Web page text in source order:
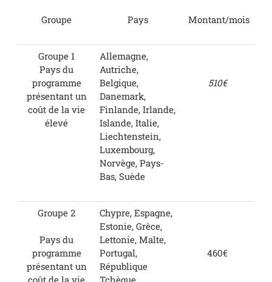
Groupe Pays Montant/mois
Groupe 1
Pays du
programme
présentant un
coût de la vie
élevé
Allemagne,
Autriche,
Belgique,
Danemark,
Finlande, Irlande,
Islande, Italie,
Liechtenstein,
Luxembourg,
Norvège, Pays-
Bas, Suède
510€
Groupe 2
Pays du
programme
présentant un
Chypre, Espagne,
Estonie, Grèce,
Lettonie, Malte,
Portugal,
République
Tchèque,
460€